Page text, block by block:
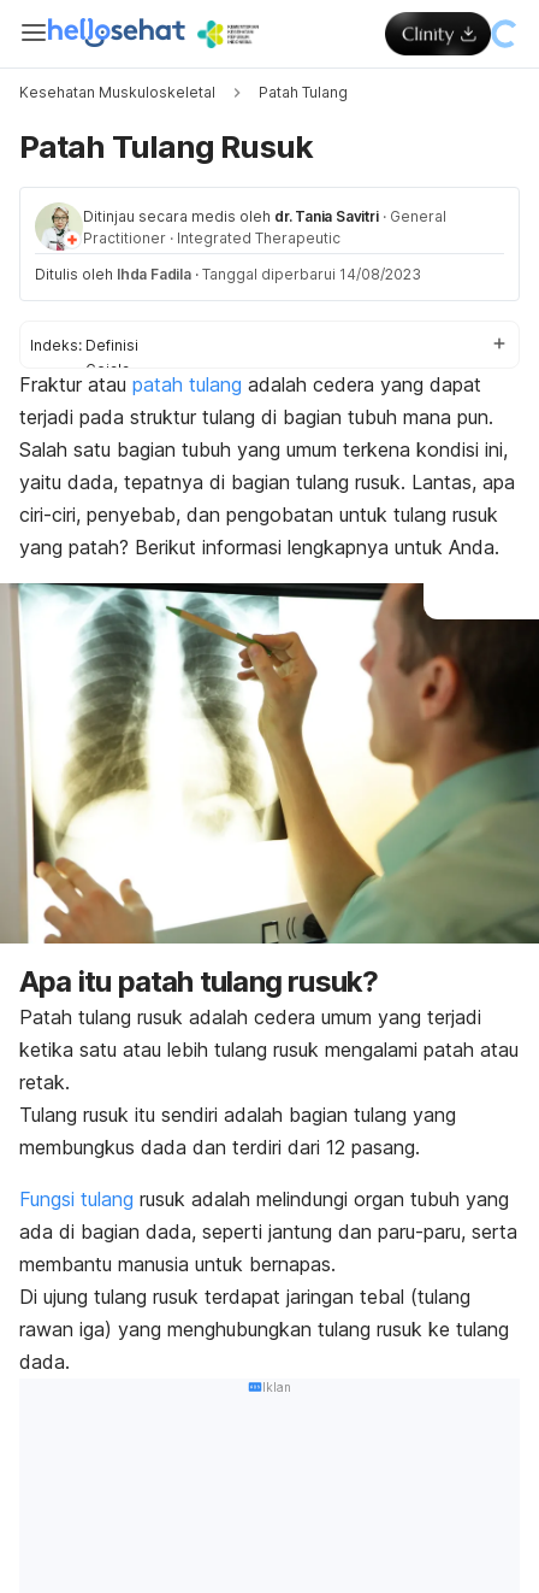
Kesehatan Muskuloskeletal Patah Tulang
Patah Tulang Rusuk
Ditinjau secara medis oleh dr. Tania Savitri · General
Practitioner · Integrated Therapeutic
Ditulis oleh Ihda Fadila · Tanggal diperbarui 14/08/2023
Indeks: Definisi
Gejala
Penyebab
Komplikasi
Diagnosis
Pengobatan
Pengobatan di rumah
Fraktur atau patah tulang adalah cedera yang dapat
terjadi pada struktur tulang di bagian tubuh mana pun.
Salah satu bagian tubuh yang umum terkena kondisi ini,
yaitu dada, tepatnya di bagian tulang rusuk. Lantas, apa
ciri-ciri, penyebab, dan pengobatan untuk tulang rusuk
yang patah? Berikut informasi lengkapnya untuk Anda.
Apa itu patah tulang rusuk?
Patah tulang rusuk adalah cedera umum yang terjadi
ketika satu atau lebih tulang rusuk mengalami patah atau
retak.
Tulang rusuk itu sendiri adalah bagian tulang yang
membungkus dada dan terdiri dari 12 pasang.
Fungsi tulang rusuk adalah melindungi organ tubuh yang
ada di bagian dada, seperti jantung dan paru-paru, serta
membantu manusia untuk bernapas.
Di ujung tulang rusuk terdapat jaringan tebal (tulang
rawan iga) yang menghubungkan tulang rusuk ke tulang
dada.
Iklan